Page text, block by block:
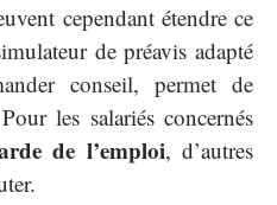
cependant étendre ce
de préavis adapté
conseil, permet de
les salariés concernés
de l’emploi, d’autres